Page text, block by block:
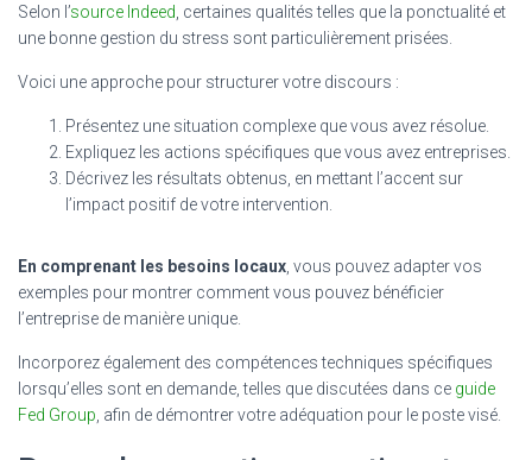
Selon l’source Indeed , certaines qualités telles que la ponctualité et
une bonne gestion du stress sont particulièrement prisées.
Voici une approche pour structurer votre discours :
Présentez une situation complexe que vous avez résolue.
Expliquez les actions spécifiques que vous avez entreprises.
Décrivez les résultats obtenus, en mettant l’accent sur
l’impact positif de votre intervention.
En comprenant les besoins locaux , vous pouvez adapter vos
exemples pour montrer comment vous pouvez bénéficier
l’entreprise de manière unique.
Incorporez également des compétences techniques spécifiques
lorsqu’elles sont en demande, telles que discutées dans ce guide
Fed Group , afin de démontrer votre adéquation pour le poste visé.